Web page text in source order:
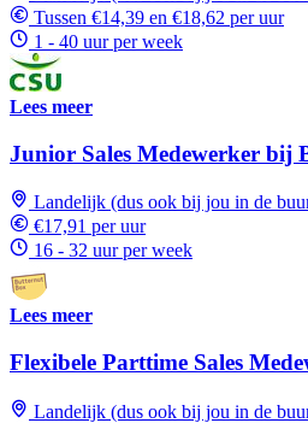
Tussen €14,39 en €18,62 per uur
1 - 40 uur per week
Lees meer
Junior Sales Medewerker bij
Landelijk (dus ook bij jou in de
€17,91 per uur
16 - 32 uur per week
Lees meer
Flexibele Parttime Sales
Landelijk (dus ook bij jou in de